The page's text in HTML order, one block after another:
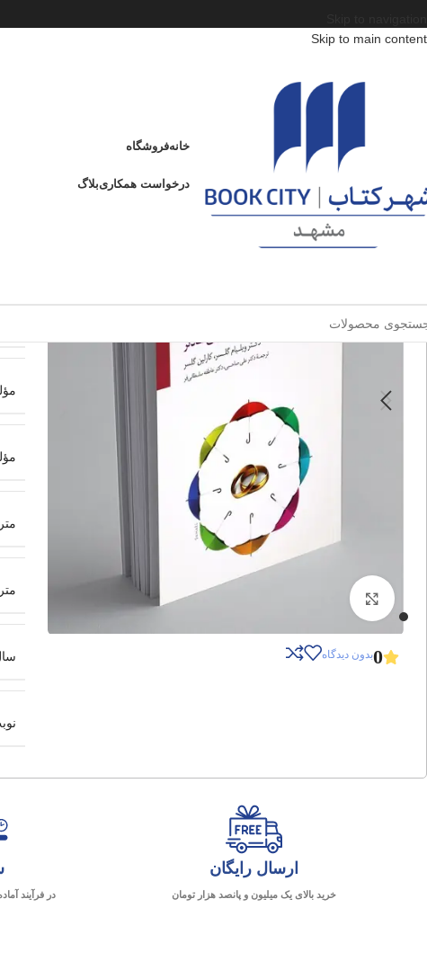
Skip to main content
خانهفروشگاه
درخواست همکاریبلاگ
محصولات / کتاب بزرگسال
فروخته شده
0بدون دیدگاه
ارسال رایگان
خرید بالای یک میلیون و پانصد هزار تومان در فرآیند